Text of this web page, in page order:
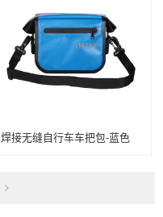
焊接无缝自行车车把包-蓝色